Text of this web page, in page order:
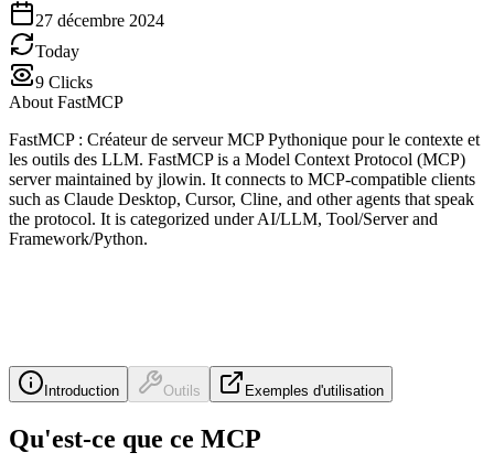
27 décembre 2024
Today
9 Clicks
About FastMCP
FastMCP : Créateur de serveur MCP Pythonique pour le contexte et
les outils des LLM. FastMCP is a Model Context Protocol (MCP)
server maintained by jlowin. It connects to MCP-compatible clients
such as Claude Desktop, Cursor, Cline, and other agents that speak
the protocol. It is categorized under AI/LLM, Tool/Server and
Framework/Python.
Introduction Outils Exemples d'utilisation
Qu'est-ce que ce MCP